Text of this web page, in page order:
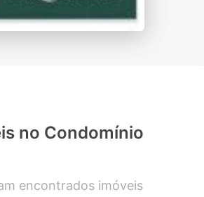
no Condomínio
encontrados imóveis